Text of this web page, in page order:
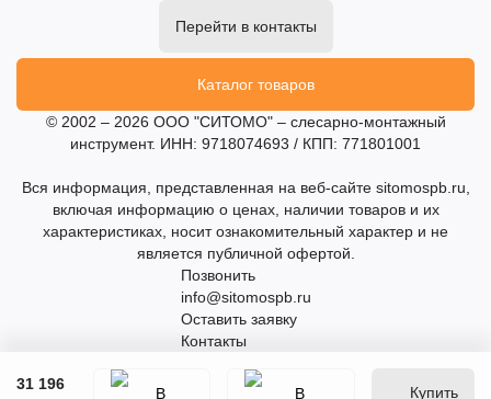
31 196
Купить
Перейти в контакты
Каталог товаров
© 2002 – 2026 ООО "СИТОМО" – слесарно-монтажный
инструмент. ИНН: 9718074693 / КПП: 771801001
Вся информация, представленная на веб-сайте sitomospb.ru,
включая информацию о ценах, наличии товаров и их
характеристиках, носит ознакомительный характер и не
является публичной офертой.
Позвонить
info@sitomospb.ru
Оставить заявку
Контакты